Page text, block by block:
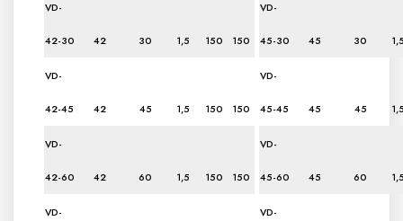
VD-
42-30 42 30 1,5 150 150
VD-
45-30 45 30
VD-
42-45 42 45 1,5 150 150
VD-
45-45 45 45
VD-
42-60 42 60 1,5 150 150
VD-
45-60 45 60
VD- VD-